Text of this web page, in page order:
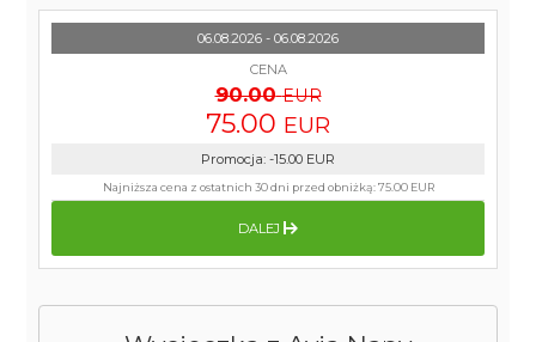
06.08.2026 - 06.08.2026
CENA
90.00 EUR
75.00 EUR
Promocja: -15.00 EUR
Najniższa cena z ostatnich 30 dni przed obniżką:75.00 EUR
DALEJ